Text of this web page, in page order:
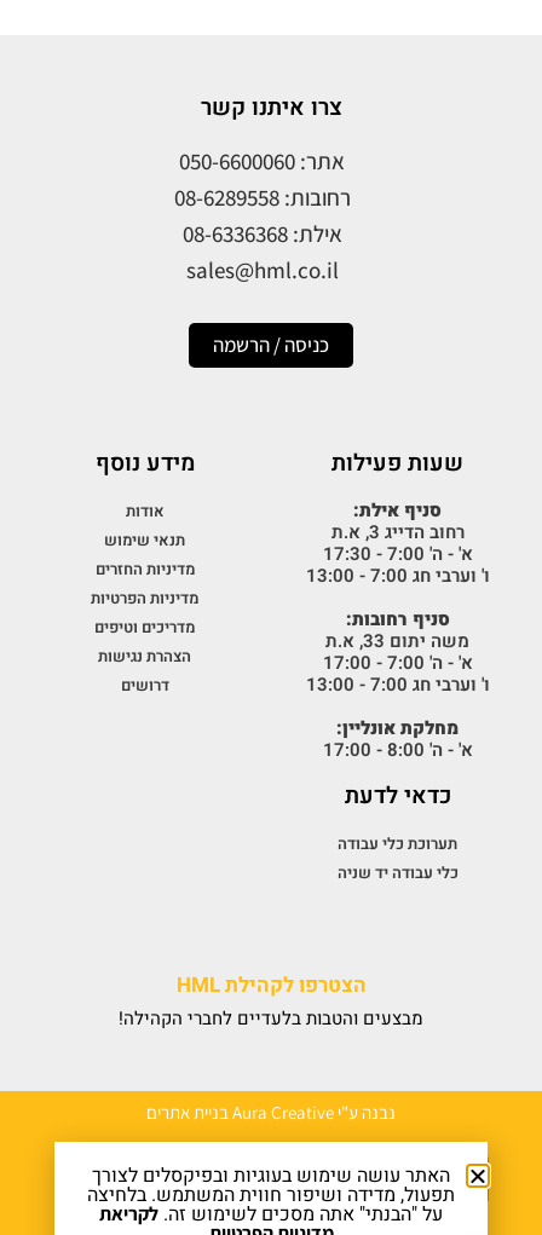
צרו איתנו קשר
אתר: 050-6600060
רחובות: 08-6289558
אילת: 08-6336368
sales@hml.co.il
כניסה / הרשמה
שעות פעילות
סניף אילת:
רחוב הדייג 3, א.ת
א' - ה' 7:00 - 17:30
ו' וערבי חג 7:00 - 13:00
סניף רחובות:
משה יתום 33, א.ת
א' - ה' 7:00 - 17:00
ו' וערבי חג 7:00 - 13:00
מחלקת אונליין:
א' - ה' 8:00 - 17:00
מידע נוסף
אודות
תנאי שימוש
מדיניות החזרים
מדיניות הפרטיות
מדריכים וטיפים
הצהרת נגישות
דרושים
כדאי לדעת
תערוכת כלי עבודה
כלי עבודה יד שניה
הצטרפו לקהילת HML
מבצעים והטבות בלעדיים לחברי הקהילה!
נבנה ע"י Aura Creative בניית אתרים
האתר עושה שימוש בעוגיות ובפיקסלים לצורך
תפעול, מדידה ושיפור חווית המשתמש. בלחיצה
על "הבנתי" אתה מסכים לשימוש זה. לקריאת